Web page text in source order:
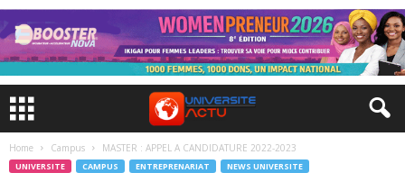
Home Campus MASTER : APPEL A CANDIDATURE 2022-2023
UNIVERSITE CAMPUS ENTREPRENARIAT
NEWS UNIVERSITE